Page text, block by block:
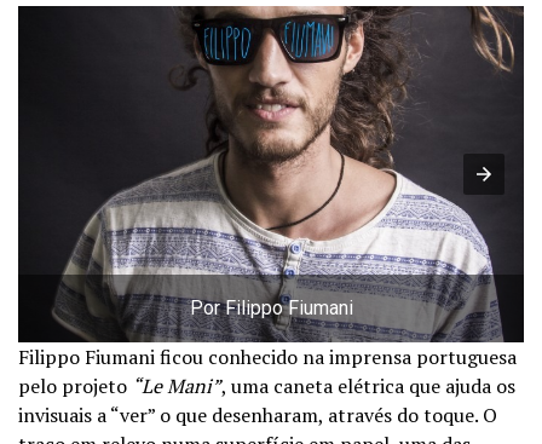
Por Filippo Fiumani
Filippo Fiumani ficou conhecido na imprensa portuguesa
pelo projeto “Le Mani”, uma caneta elétrica que ajuda os
invisuais a “ver” o que desenharam, através do toque. O